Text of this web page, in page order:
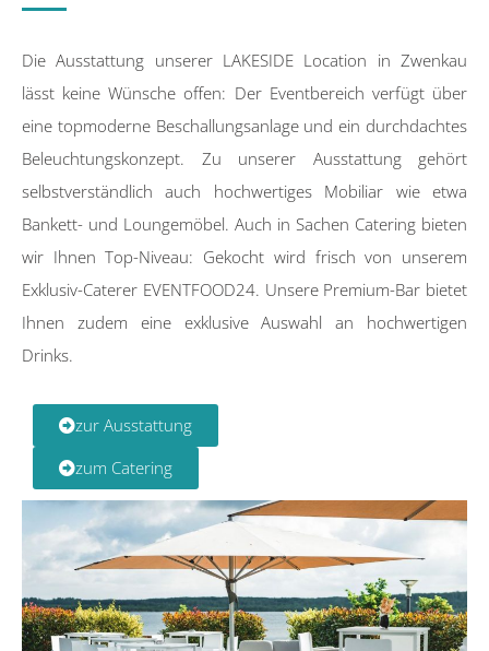
Die Ausstattung unserer LAKESIDE Location in Zwenkau
lässt keine Wünsche offen: Der Eventbereich verfügt über
eine topmoderne Beschallungsanlage und ein durchdachtes
Beleuchtungskonzept. Zu unserer Ausstattung gehört
selbstverständlich auch hochwertiges Mobiliar wie etwa
Bankett- und Loungemöbel. Auch in Sachen Catering bieten
wir Ihnen Top-Niveau: Gekocht wird frisch von unserem
Exklusiv-Caterer EVENTFOOD24. Unsere Premium-Bar bietet
Ihnen zudem eine exklusive Auswahl an hochwertigen
Drinks.
zur Ausstattung
zum Catering